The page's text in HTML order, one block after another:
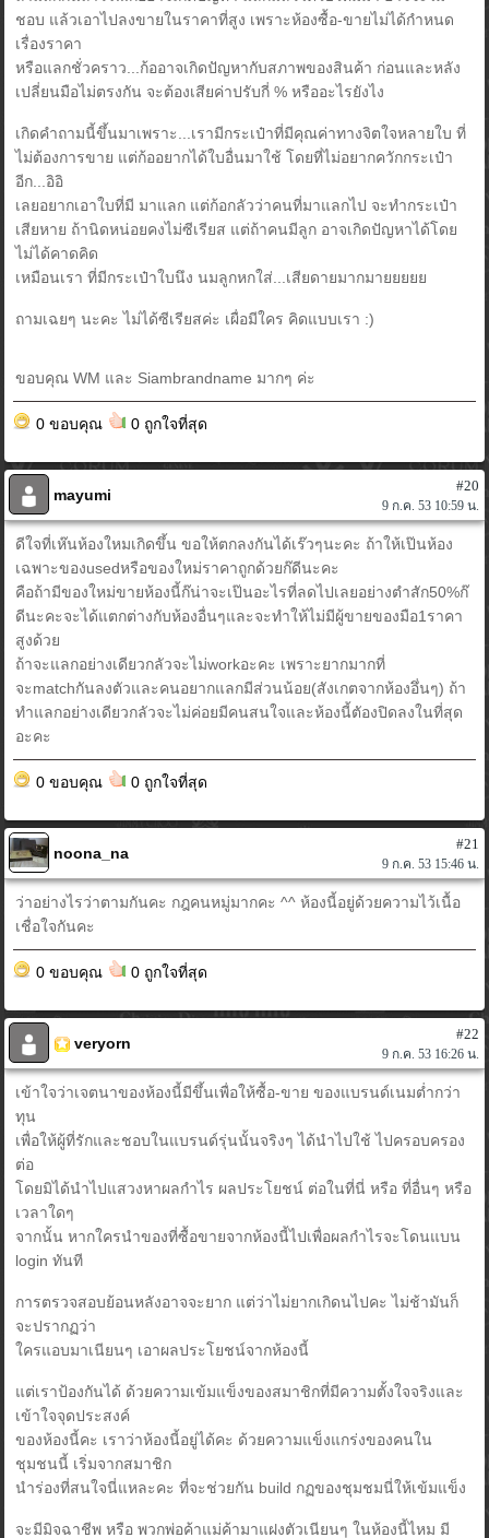
ชอบ แล้วเอาไปลงขายในราคาที่สูง เพราะห้องซื้อ-ขายไม่ได้กำหนด
เรื่องราคา
หรือแลกชั่วคราว...ก้ออาจเกิดปัญหากับสภาพของสินค้า ก่อนและหลัง
เปลี่ยนมือไม่ตรงกัน จะต้องเสียค่าปรับกี่ % หรืออะไรยังไง
เกิดคำถามนี้ขึ้นมาเพราะ...เรามีกระเป๋าที่มีคุณค่าทางจิตใจหลายใบ ที่
ไม่ต้องการขาย แต่ก้ออยากได้ใบอื่นมาใช้ โดยที่ไม่อยากควักกระเป๋า
อีก...อิอิ
เลยอยากเอาใบที่มี มาแลก แต่ก้อกลัวว่าคนที่มาแลกไป จะทำกระเป๋า
เสียหาย ถ้านิดหน่อยคงไม่ซีเรียส แต่ถ้าคนมีลูก อาจเกิดปัญหาได้โดย
ไม่ได้คาดคิด
เหมือนเรา ที่มีกระเป๋าใบนึง นมลูกหกใส่...เสียดายมากมายยยยย
ถามเฉยๆ นะคะ ไม่ได้ซีเรียสค่ะ เผื่อมีใคร คิดแบบเรา :)
ขอบคุณ WM และ Siambrandname มากๆ ค่ะ
0 ขอบคุณ 0 ถูกใจที่สุด
mayumi
#20
9 ก.ค. 53 10:59 น.
ดีใจที่เห๊นห้องใหมเกิดขึ้น ขอให้ตกลงกันได้เร๊วๆนะคะ ถ้าให้เป๊นห้อง
เฉพาะของusedหรือของใหม่ราคาถูกด้วยก๊ดีนะคะ
คือถ้ามีของใหม่ขายห้องนี้ก๊น่าจะเป๊นอะไรที่ลดไปเลยอย่างตําสัก50%ก๊
ดีนะคะจะได้แตกต่างกับห้องอื่นๆและจะทําให้ไม่มีผู้ขายของมือ1ราคา
สูงด้วย
ถ้าจะแลกอย่างเดียวกลัวจะไม่workอะคะ เพราะยากมากที่
จะmatchกันลงตัวและคนอยากแลกมีส่วนน้อย(สังเกตจากห้องอึ่นๆ) ถ้า
ทำแลกอย่างเดียวกลัวจะไม่ค่อยมีคนสนใจและห้องนี้ตัองปิดลงในที่สุด
อะคะ
0 ขอบคุณ 0 ถูกใจที่สุด
noona_na
#21
9 ก.ค. 53 15:46 น.
ว่าอย่างไรว่าตามกันคะ กฎคนหมู่มากคะ ^^ ห้องนี้อยู่ด้วยความไว้เนื้อ
เชื่อใจกันคะ
0 ขอบคุณ 0 ถูกใจที่สุด
veryorn
#22
9 ก.ค. 53 16:26 น.
เข้าใจว่าเจตนาของห้องนี้มีขึ้นเพื่อให้ซื้อ-ขาย ของแบรนด์เนมต่ำกว่า
ทุน
เพื่อให้ผู้ที่รักและชอบในแบรนด์รุ่นนั้นจริงๆ ได้นำไปใช้ ไปครอบครอง
ต่อ
โดยมิได้นำไปแสวงหาผลกำไร ผลประโยชน์ ต่อในที่นี่ หรือ ที่อื่นๆ หรือ
เวลาใดๆ
จากนั้น หากใครนำของที่ซื้อขายจากห้องนี้ไปเพื่อผลกำไรจะโดนแบน
login ทันที
การตรวจสอบย้อนหลังอาจจะยาก แต่ว่าไม่ยากเกิดนไปคะ ไม่ช้ามันก็
จะปรากฏว่า
ใครแอบมาเนียนๆ เอาผลประโยชน์จากห้องนี้
แต่เราป้องกันได้ ด้วยความเข้มแข็งของสมาชิกที่มีความตั้งใจจริงและ
เข้าใจจุดประสงค์
ของห้องนี้คะ เราว่าห้องนี้อยู่ได้คะ ด้วยความแข็งแกร่งของคนใน
ชุมชนนี้ เริ่มจากสมาชิก
นำร่องที่สนใจนี่แหละคะ ที่จะช่วยกัน build กฏของชุมชมนี่ให้เข้มแข็ง
จะมีมิจฉาชีพ หรือ พวกพ่อค้าแม่ค้ามาแฝงตัวเนียนๆ ในห้องนี้ไหม มี